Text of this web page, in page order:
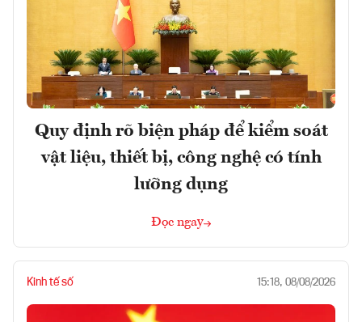
Quy định rõ biện pháp để kiểm soát
vật liệu, thiết bị, công nghệ có tính
lưỡng dụng
Đọc ngay
Kinh tế số 15:18, 08/08/2026